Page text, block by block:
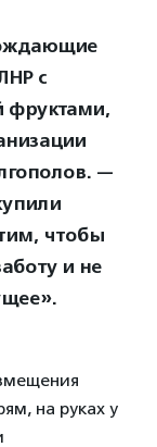
с
фруктами,
—
чтобы
и не
на руках у